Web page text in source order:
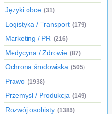
Języki obce (31)
Logistyka / Transport (179)
Marketing / PR (216)
Medycyna / Zdrowie (87)
Ochrona środowiska (505)
Prawo (1938)
Przemysł / Produkcja (149)
Rozwój osobisty (1386)